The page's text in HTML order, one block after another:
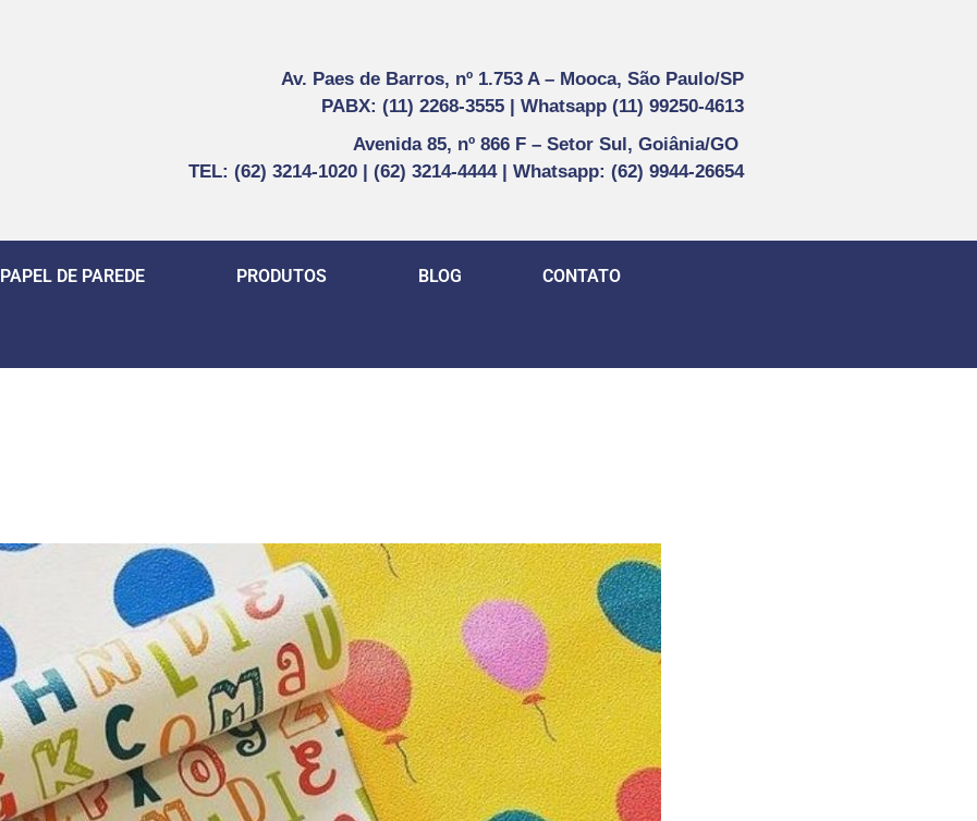
Av. Paes de Barros, nº 1.753 A – Mooca, São Paulo/SP
PABX: (11) 2268-3555 | Whatsapp (11) 99250-4613
Avenida 85, nº 866 F – Setor Sul, Goiânia/GO
TEL: (62) 3214-1020 | (62) 3214-4444 | Whatsapp: (62) 9944-26654
PAPEL DE PAREDE PRODUTOS BLOG CONTATO